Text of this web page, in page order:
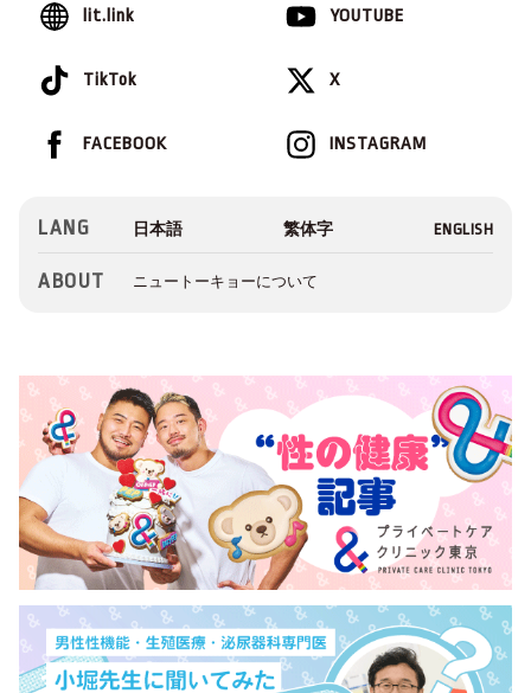
lit.link YOUTUBE
TikTok X
INSTAGRAM
FACEBOOK
LANG
ABOUT ニュートーキョーについて